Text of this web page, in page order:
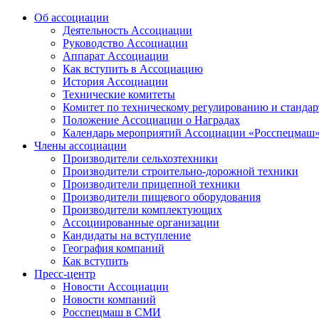
Об ассоциации
Деятельность Ассоциации
Руководство Ассоциации
Аппарат Ассоциации
Как вступить в Ассоциацию
История Ассоциации
Технические комитеты
Комитет по техническому регулированию и
Положение Ассоциации о Наградах
Календарь мероприятий Ассоциации «Росспецмаш»
Члены ассоциации
Производители сельхозтехники
Производители строительно-дорожной техники
Производители прицепной техники
Производители пищевого оборудования
Производители комплектующих
Ассоциированные организации
Кандидаты на вступление
География компаний
Как вступить
Пресс-центр
Новости Ассоциации
Новости компаний
Росспецмаш в СМИ